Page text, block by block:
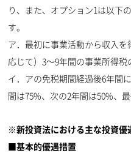
り、また、オプション1は以下
す。
ア．最初に事業活動から収入
応じて）3〜9年間の事業所得税
イ．アの免税期間経過後6年間
間は75%、次の2年間は50%、
※新投資法における主な投資優
■基本的優遇措置